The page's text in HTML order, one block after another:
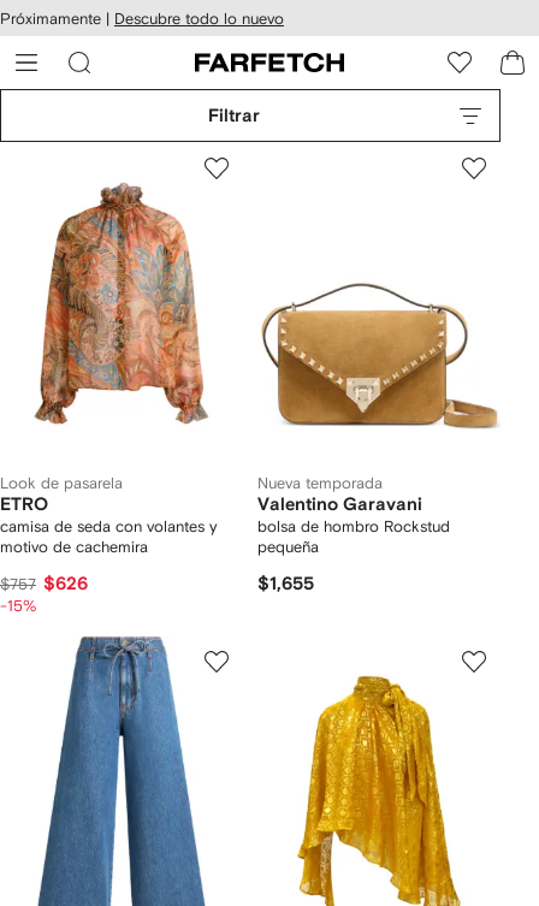
al
Próximamente | Descubre todo lo nuevo
Filtrar
Look de pasarela
ETRO
camisa de seda con volantes y
motivo de cachemira
$757 $626
-15%
Nueva temporada
Valentino Garavani
bolsa de hombro Rockstud
pequeña
$1,655